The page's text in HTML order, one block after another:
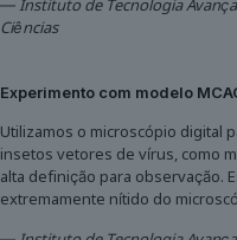
— Instituto de Tecnologia
Ciências
Experimento com modelo
Utilizamos o microscópio digital
insetos vetores de vírus, como
alta definição para observação.
extremamente nítido do